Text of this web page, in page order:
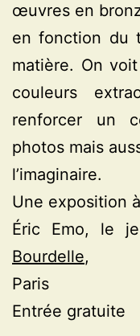
œuvres en
en fonction du
matière. On
couleurs
renforcer un
photos mais
l’imaginaire.
Une exposition
Éric Emo, le
Bourdelle,
Paris
Entrée gratuite